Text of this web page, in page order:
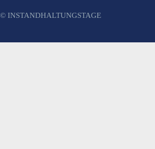
INSTANDHALTUNGSTAGE